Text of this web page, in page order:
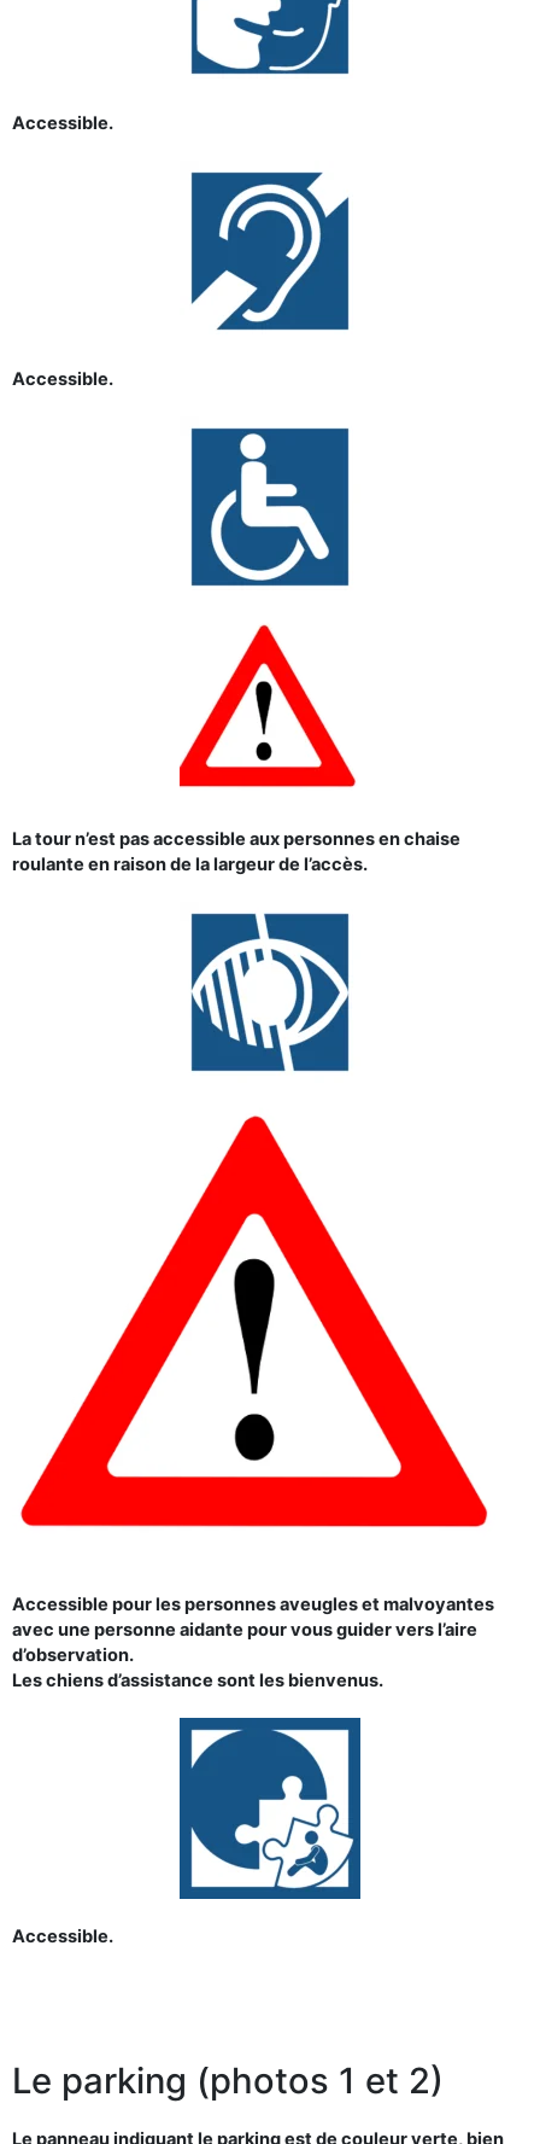
Accessible.
Accessible.
La tour n’est pas accessible aux personnes en chaise
roulante en raison de la largeur de l’accès.
Accessible pour les personnes aveugles et malvoyantes
avec une personne aidante pour vous guider vers l’aire
d’observation.
Les chiens d’assistance sont les bienvenus.
Accessible.
Le parking (photos 1 et 2)
Le panneau indiquant le parking est de couleur verte, bien